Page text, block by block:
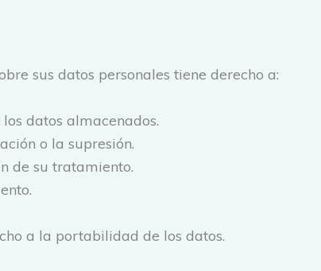
sus datos personales tiene derecho a:
datos almacenados.
o la supresión.
de su tratamiento.
a la portabilidad de los datos.